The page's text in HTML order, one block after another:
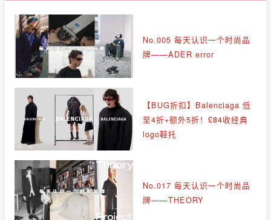
No.005 每天认识一个时尚品
牌——ADER error
【BUG折扣】Balenciaga 低
至4折+额外5折！£84收经典
logo鞋托
No.017 每天认识一个时尚品
牌——THEORY